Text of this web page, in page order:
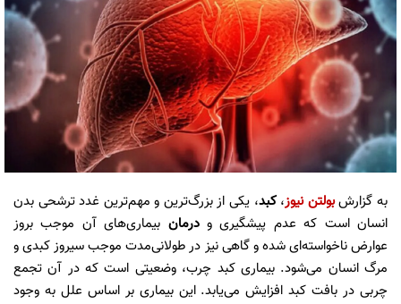
به گزارشبولتن نیوز،کبد، یکی از بزرگ‌ترین و مهم‌ترین غدد ترشحی بدن
انسان است که عدم پیشگیری ودرمان بیماری‌های آن موجب بروز
عوارض ناخواسته‌ای شده و گاهی نیز در طولانی‌مدت موجب سیروز کبدی و
مرگ انسان می‌شود. بیماری کبد چرب، وضعیتی است که در آن تجمع
چربی در بافت کبد افزایش می‌یابد. این بیماری بر اساس علل به وجود